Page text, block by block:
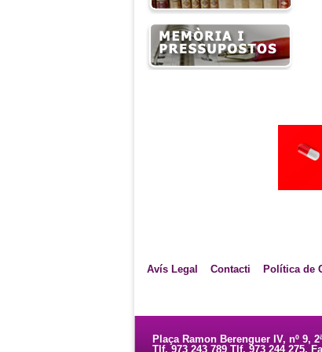
Avís Legal Contacti Política de
Plaça Ramon Berenguer IV, nº 9,
Tlf. 973 243 789 Tlf. 973 244 275.